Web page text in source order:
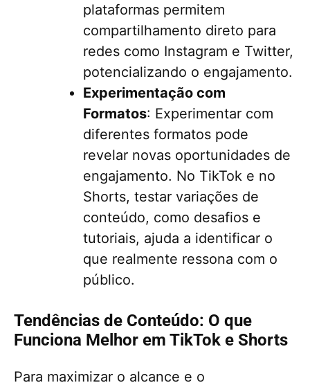
plataformas permitem
compartilhamento direto para
redes como Instagram e Twitter,
potencializando o engajamento.
Experimentação com
Formatos: Experimentar com
diferentes formatos pode
revelar novas oportunidades de
engajamento. No TikTok e no
Shorts, testar variações de
conteúdo, como desafios e
tutoriais, ajuda a identificar o
que realmente ressona com o
público.
Tendências de Conteúdo: O que
Funciona Melhor em TikTok e Shorts
Para maximizar o alcance e o